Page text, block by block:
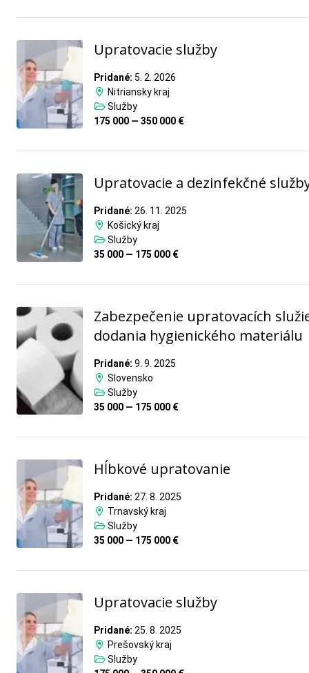
Upratovacie služby
Pridané: 5. 2. 2026
Nitriansky kraj
Služby
175 000 — 350 000 €
Upratovacie a dezinfekčné
Pridané: 26. 11. 2025
Košický kraj
Služby
35 000 — 175 000 €
Zabezpečenie upratovacích
dodania hygienického materiálu
Pridané: 9. 9. 2025
Slovensko
Služby
35 000 — 175 000 €
Hĺbkové upratovanie
Pridané: 27. 8. 2025
Trnavský kraj
Služby
35 000 — 175 000 €
Upratovacie služby
Pridané: 25. 8. 2025
Prešovský kraj
Služby